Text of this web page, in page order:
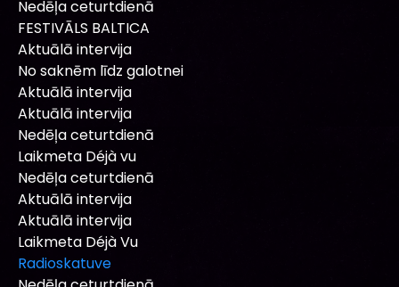
Nedēļa ceturtdienā
FESTIVĀLS BALTICA
Aktuālā intervija
No saknēm līdz galotnei
Aktuālā intervija
Aktuālā intervija
Nedēļa ceturtdienā
Laikmeta Déjà vu
Nedēļa ceturtdienā
Aktuālā intervija
Aktuālā intervija
Laikmeta Déjà Vu
Radioskatuve